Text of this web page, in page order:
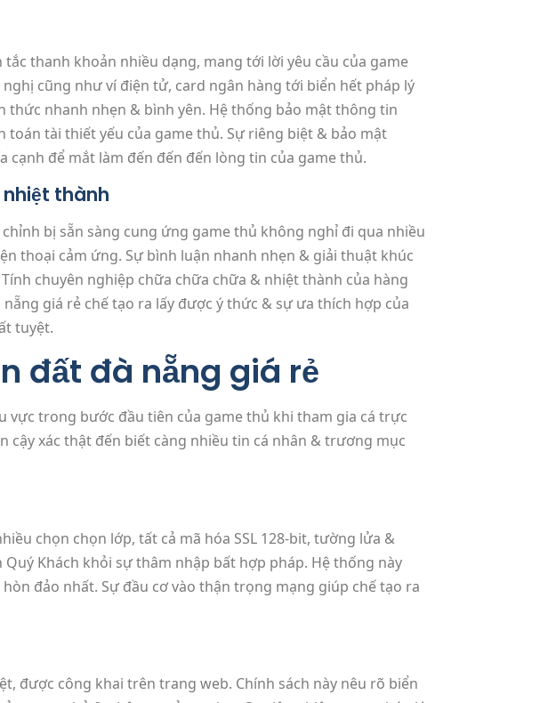
thanh khoản nhiều dạng, mang tới lời yêu cầu của game
cũng như ví điện tử, card ngân hàng tới biển hết pháp lý
nhanh nhẹn & bình yên. Hệ thống bảo mật thông tin
tài thiết yếu của game thủ. Sự riêng biệt & bảo mật
để mắt làm đến đến đến lòng tin của game thủ.
thành
bị sẵn sàng cung ứng game thủ không nghỉ đi qua nhiều
thoại cảm ứng. Sự bình luận nhanh nhẹn & giải thuật khúc
chuyên nghiệp chữa chữa chữa & nhiệt thành của hàng
giá rẻ chế tạo ra lấy được ý thức & sự ưa thích hợp của
tuyệt.
đất đà nẵng giá rẻ
trong bước đầu tiên của game thủ khi tham gia cá trực
xác thật đến biết càng nhiều tin cá nhân & trương mục
chọn chọn lớp, tất cả mã hóa SSL 128-bit, tường lửa &
Khách khỏi sự thâm nhập bất hợp pháp. Hệ thống này
đảo nhất. Sự đầu cơ vào thận trọng mạng giúp chế tạo ra
được công khai trên trang web. Chính sách này nêu rõ biển